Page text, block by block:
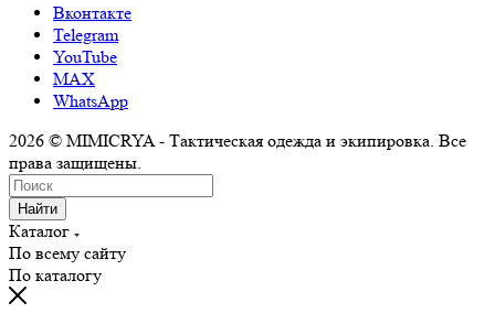
Вконтакте
Telegram
YouTube
MAX
WhatsApp
2026 © MIMICRYA - Тактическая одежда и экипировка. Все
права защищены.
Найти
Каталог
По всему сайту
По каталогу